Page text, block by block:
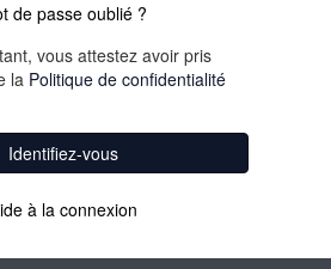
de passe oublié ?
vous attestez avoir pris
la Politique de confidentialité
Identifiez-vous
à la connexion